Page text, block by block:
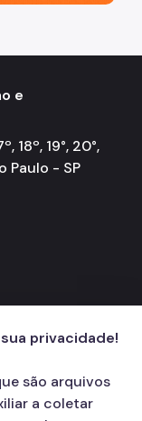
e
18º, 19°, 20°,
Paulo - SP
privacidade!
são arquivos
a coletar